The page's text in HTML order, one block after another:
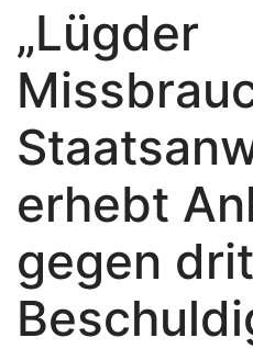
„Lügder
erhebt
gegen